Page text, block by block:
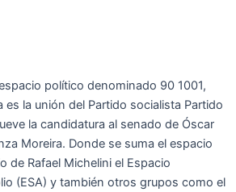
político denominado 90 1001,
la unión del Partido socialista Partido
la candidatura al senado de Óscar
Moreira. Donde se suma el espacio
de Rafael Michelini el Espacio
(ESA) y también otros grupos como el